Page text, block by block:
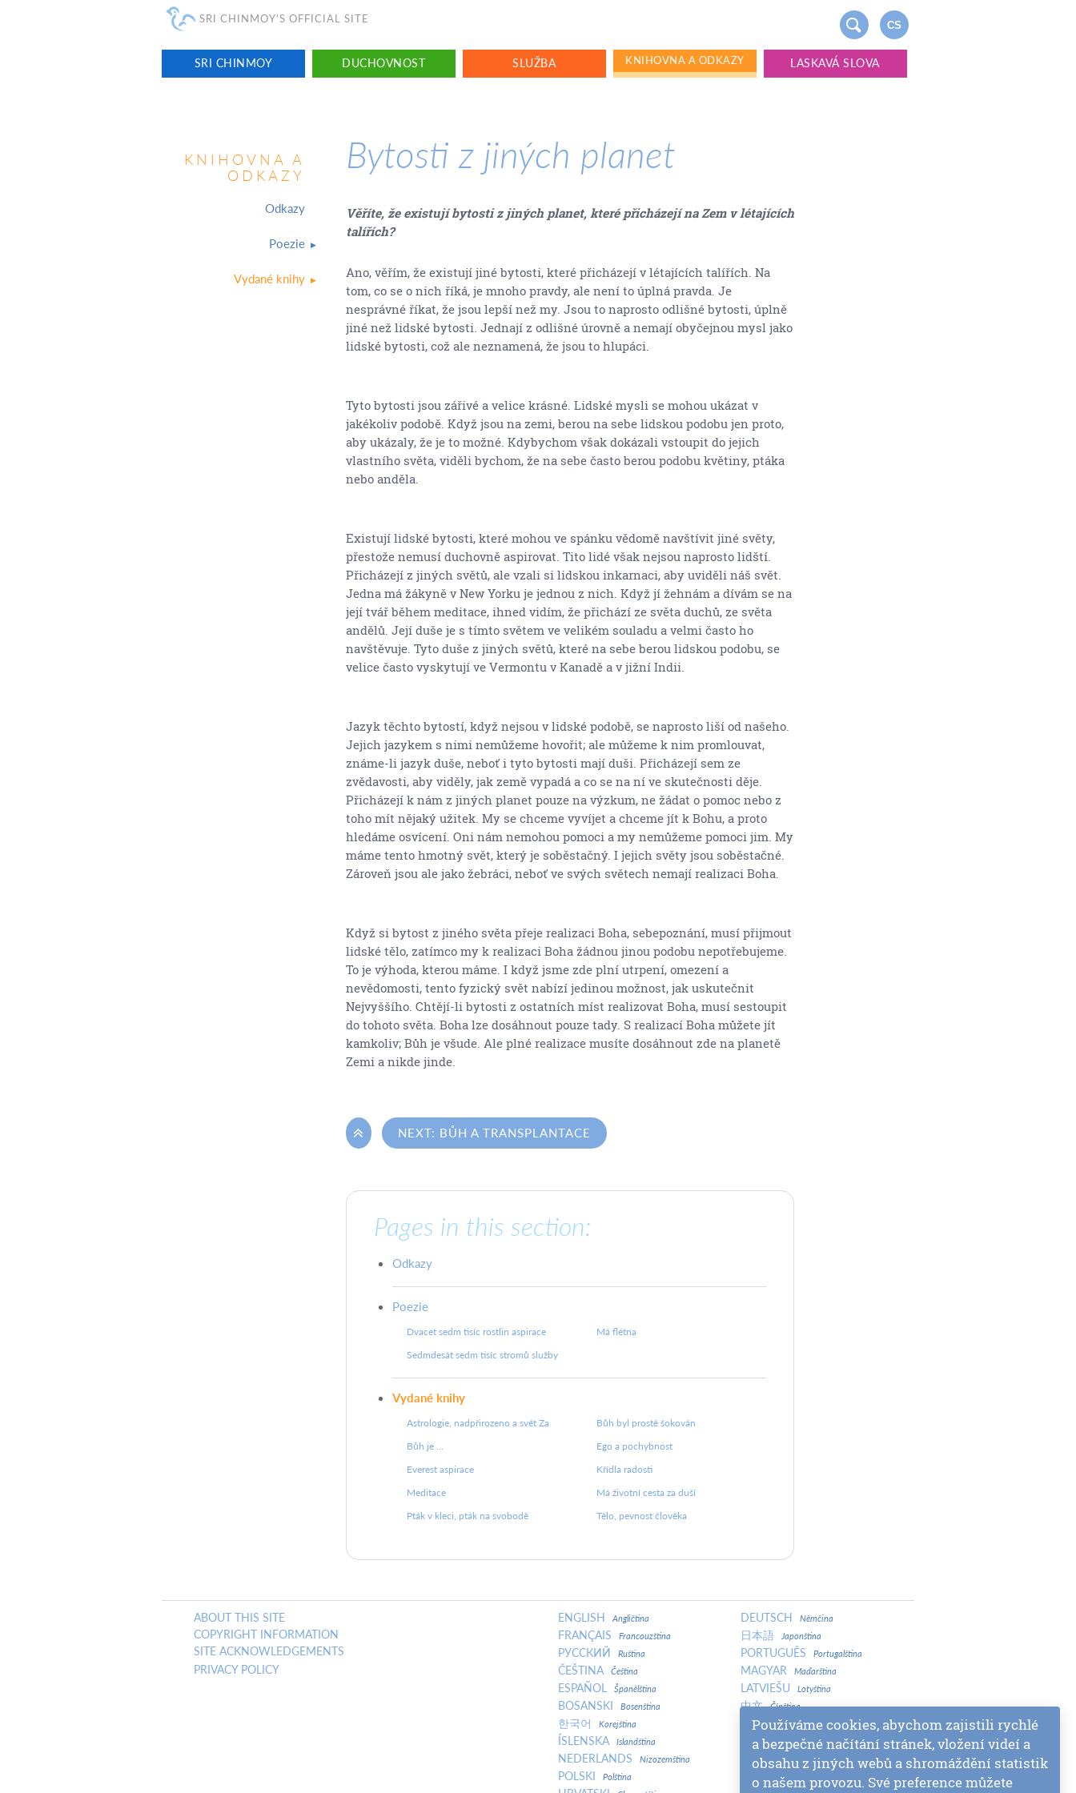
SRI CHINMOY'S OFFICIAL SITE
CS
SRI CHINMOY DUCHOVNOST SLUŽBA KNIHOVNA A ODKAZY LASKAVÁ SLOVA
KNIHOVNA A
ODKAZY
Odkazy
Poezie
Vydané knihy
Bytosti z jiných planet
Věříte, že existují bytosti z jiných planet, které přicházejí na Zem v létajících
talířích?
Ano, věřím, že existují jiné bytosti, které přicházejí v létajících talířích. Na
tom, co se o nich říká, je mnoho pravdy, ale není to úplná pravda. Je
nesprávné říkat, že jsou lepší než my. Jsou to naprosto odlišné bytosti, úplně
jiné než lidské bytosti. Jednají z odlišné úrovně a nemají obyčejnou mysl jako
lidské bytosti, což ale neznamená, že jsou to hlupáci.
Tyto bytosti jsou zářivé a velice krásné. Lidské mysli se mohou ukázat v
jakékoliv podobě. Když jsou na zemi, berou na sebe lidskou podobu jen proto,
aby ukázaly, že je to možné. Kdybychom však dokázali vstoupit do jejich
vlastního světa, viděli bychom, že na sebe často berou podobu květiny, ptáka
nebo anděla.
Existují lidské bytosti, které mohou ve spánku vědomě navštívit jiné světy,
přestože nemusí duchovně aspirovat. Tito lidé však nejsou naprosto lidští.
Přicházejí z jiných světů, ale vzali si lidskou inkarnaci, aby uviděli náš svět.
Jedna má žákyně v New Yorku je jednou z nich. Když jí žehnám a dívám se na
její tvář během meditace, ihned vidím, že přichází ze světa duchů, ze světa
andělů. Její duše je s tímto světem ve velikém souladu a velmi často ho
navštěvuje. Tyto duše z jiných světů, které na sebe berou lidskou podobu, se
velice často vyskytují ve Vermontu v Kanadě a v jižní Indii.
Jazyk těchto bytostí, když nejsou v lidské podobě, se naprosto liší od našeho.
Jejich jazykem s nimi nemůžeme hovořit; ale můžeme k nim promlouvat,
známe-li jazyk duše, neboť i tyto bytosti mají duši. Přicházejí sem ze
zvědavosti, aby viděly, jak země vypadá a co se na ní ve skutečnosti děje.
Přicházejí k nám z jiných planet pouze na výzkum, ne žádat o pomoc nebo z
toho mít nějaký užitek. My se chceme vyvíjet a chceme jít k Bohu, a proto
hledáme osvícení. Oni nám nemohou pomoci a my nemůžeme pomoci jim. My
máme tento hmotný svět, který je soběstačný. I jejich světy jsou soběstačné.
Zároveň jsou ale jako žebráci, neboť ve svých světech nemají realizaci Boha.
Když si bytost z jiného světa přeje realizaci Boha, sebepoznání, musí přijmout
lidské tělo, zatímco my k realizaci Boha žádnou jinou podobu nepotřebujeme.
To je výhoda, kterou máme. I když jsme zde plní utrpení, omezení a
nevědomosti, tento fyzický svět nabízí jedinou možnost, jak uskutečnit
Nejvyššího. Chtějí-li bytosti z ostatních míst realizovat Boha, musí sestoupit
do tohoto světa. Boha lze dosáhnout pouze tady. S realizací Boha můžete jít
kamkoliv; Bůh je všude. Ale plné realizace musíte dosáhnout zde na planetě
Zemi a nikde jinde.
 NEXT: BŮH A TRANSPLANTACE
Pages in this section:
Odkazy
Poezie
Dvacet sedm tisíc rostlin aspirace
Má flétna
Sedmdesát sedm tisíc stromů služby
Vydané knihy
Astrologie, nadpřirozeno a svět Za
Bůh byl prostě šokován
Bůh je ...
Ego a pochybnost
Everest aspirace
Křídla radosti
Meditace
Má životní cesta za duší
Pták v kleci, pták na svobodě
Tělo, pevnost člověka
ABOUT THIS SITE
COPYRIGHT INFORMATION
SITE ACKNOWLEDGEMENTS
PRIVACY POLICY
ENGLISH Angličtina
FRANÇAIS Francouzština
РУССКИЙ Ruština
ČEŠTINA Čeština
ESPAÑOL Španělština
BOSANSKI Bosenština
한국어 Korejština
ÍSLENSKA Islandština
NEDERLANDS Nizozemština
POLSKI Polština
DEUTSCH Němčina
日本語 Japonština
PORTUGUÊS Portugalština
MAGYAR Maďarština
LATVIEŠU Lotyština
中文 Čínština
中文 Čínština
МАКЕДОНСКИ Makedonština
SLOVENŠČINA Slovinština
МОНГОЛ
Používáme cookies, abychom zajistili rychlé
a bezpečné načítání stránek, vložení videí a
obsahu z jiných webů a shromáždění statistik
o našem provozu. Své preference můžete